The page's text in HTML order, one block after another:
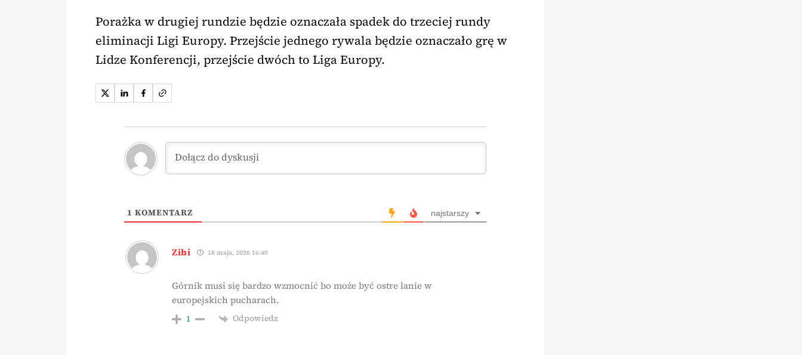
Porażka w drugiej rundzie będzie oznaczała spadek do trzeciej rundy
eliminacji Ligi Europy. Przejście jednego rywala będzie oznaczało grę w
Lidze Konferencji, przejście dwóch to Liga Europy.
1 KOMENTARZ najstarszy
Zibi 18 maja, 2026 16:40
Górnik musi się bardzo wzmocnić bo może być ostre lanie w
europejskich pucharach.
1 Odpowiedz